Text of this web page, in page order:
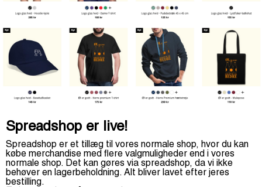
Spreadshop er live!
Spreadshop er et tillæg til vores normale shop, hvor du kan
købe merchandise med flere valgmuligheder end i vores
normale shop. Det kan gøres via spreadshop, da vi ikke
behøver en lagerbeholdning. Alt bliver lavet efter jeres
bestilling.